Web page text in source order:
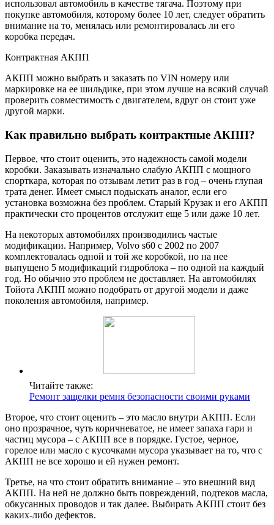
использовал автомобиль в качестве тягача. Поэтому при
покупке автомобиля, которому более 10 лет, следует обратить
внимание на то, менялась или ремонтировалась ли его
коробка передач.
Контрактная АКПП
АКПП можно выбрать и заказать по VIN номеру или
маркировке на ее шильдике, при этом лучше на всякий случай
проверить совместимость с двигателем, вдруг он стоит уже
другой марки.
Как правильно выбрать контрактные АКПП?
Первое, что стоит оценить, это надежность самой модели
коробки. Заказывать изначально слабую АКПП с мощного
спорткара, которая по отзывам летит раз в год – очень глупая
трата денег. Имеет смысл подыскать аналог, если его
установка возможна без проблем. Старый Крузак и его АКПП
практически сто процентов отслужит еще 5 или даже 10 лет.
На некоторых автомобилях производились частые
модификации. Например, Volvo s60 с 2002 по 2007
комплектовалась одной и той же коробкой, но на нее
выпущено 5 модификаций гидроблока – по одной на каждый
год. Но обычно это проблем не доставляет. На автомобилях
Тойота АКПП можно подобрать от другой модели и даже
поколения автомобиля, например.
Читайте также:
Ремонт защелки ремня безопасности своими руками
Второе, что стоит оценить – это масло внутри АКПП. Если
оно прозрачное, чуть коричневатое, не имеет запаха гари и
частиц мусора – с АКПП все в порядке. Густое, черное,
горелое или масло с кусочками мусора указывает на то, что с
АКПП не все хорошо и ей нужен ремонт.
Третье, на что стоит обратить внимание – это внешний вид
АКПП. На ней не должно быть повреждений, подтеков масла,
обкусанных проводов и так далее. Выбирать АКПП стоит без
каких-либо дефектов.